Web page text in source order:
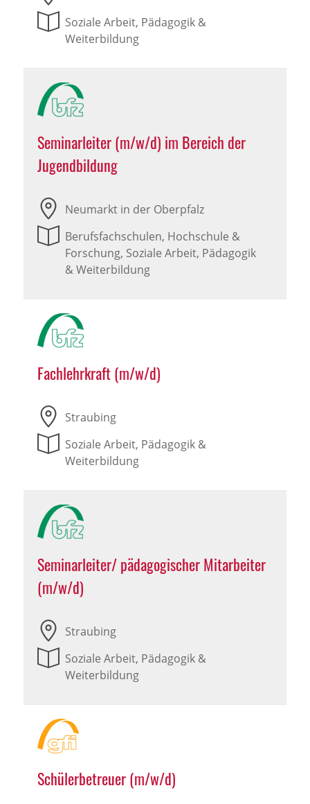
Soziale Arbeit, Pädagogik &
Weiterbildung
Seminarleiter (m/w/d) im Bereich der
Jugendbildung
Neumarkt in der Oberpfalz
Berufsfachschulen, Hochschule &
Forschung, Soziale Arbeit, Pädagogik
& Weiterbildung
Fachlehrkraft (m/w/d)
Straubing
Soziale Arbeit, Pädagogik &
Weiterbildung
Seminarleiter/ pädagogischer Mitarbeiter
(m/w/d)
Straubing
Soziale Arbeit, Pädagogik &
Weiterbildung
Schülerbetreuer (m/w/d)